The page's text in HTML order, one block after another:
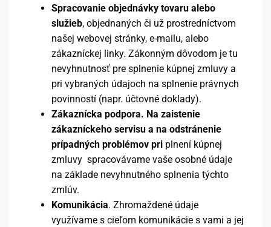
Spracovanie objednávky tovaru alebo
služieb, objednaných či už prostredníctvom
našej webovej stránky, e-mailu, alebo
zákazníckej linky. Zákonným dôvodom je tu
nevyhnutnosť pre splnenie kúpnej zmluvy a
pri vybraných údajoch na splnenie právnych
povinností (napr. účtovné doklady).
Zákaznícka podpora. Na zaistenie
zákazníckeho servisu a na odstránenie
prípadných problémov pri plnení kúpnej
zmluvy spracovávame vaše osobné údaje
na základe nevyhnutného splnenia týchto
zmlúv.
Komunikácia. Zhromaždené údaje
využívame s cieľom komunikácie s vami a jej